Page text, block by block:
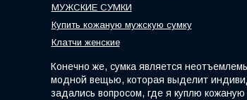
МУЖСКИЕ СУМКИ
Купить кожаную мужскую сумку
Клатчи женские
Конечно же, сумка является
модной вещью, которая выделит
задались вопросом, где я куплю